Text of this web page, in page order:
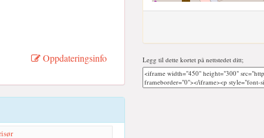
Oppdateringsinfo Legg til dette kortet på nettstedet ditt;